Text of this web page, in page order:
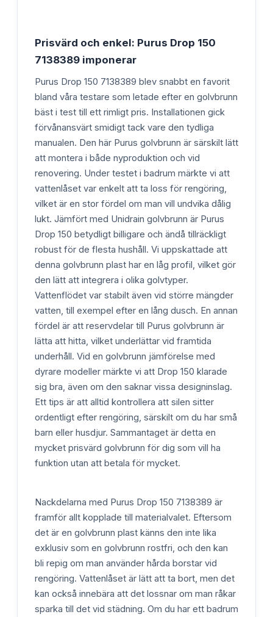
Prisvärd och enkel: Purus Drop 150
7138389 imponerar
Purus Drop 150 7138389 blev snabbt en favorit
bland våra testare som letade efter en golvbrunn
bäst i test till ett rimligt pris. Installationen gick
förvånansvärt smidigt tack vare den tydliga
manualen. Den här Purus golvbrunn är särskilt lätt
att montera i både nyproduktion och vid
renovering. Under testet i badrum märkte vi att
vattenlåset var enkelt att ta loss för rengöring,
vilket är en stor fördel om man vill undvika dålig
lukt. Jämfört med Unidrain golvbrunn är Purus
Drop 150 betydligt billigare och ändå tillräckligt
robust för de flesta hushåll. Vi uppskattade att
denna golvbrunn plast har en låg profil, vilket gör
den lätt att integrera i olika golvtyper.
Vattenflödet var stabilt även vid större mängder
vatten, till exempel efter en lång dusch. En annan
fördel är att reservdelar till Purus golvbrunn är
lätta att hitta, vilket underlättar vid framtida
underhåll. Vid en golvbrunn jämförelse med
dyrare modeller märkte vi att Drop 150 klarade
sig bra, även om den saknar vissa designinslag.
Ett tips är att alltid kontrollera att silen sitter
ordentligt efter rengöring, särskilt om du har små
barn eller husdjur. Sammantaget är detta en
mycket prisvärd golvbrunn för dig som vill ha
funktion utan att betala för mycket.
Nackdelarna med Purus Drop 150 7138389 är
framför allt kopplade till materialvalet. Eftersom
det är en golvbrunn plast känns den inte lika
exklusiv som en golvbrunn rostfri, och den kan
bli repig om man använder hårda borstar vid
rengöring. Vattenlåset är lätt att ta bort, men det
kan också innebära att det lossnar om man råkar
sparka till det vid städning. Om du har ett badrum